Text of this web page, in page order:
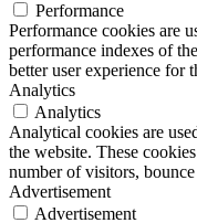
Performance
Performance cookies are
performance indexes of
better user experience for
Analytics
Analytics
Analytical cookies are
the website. These
number of visitors,
Advertisement
Advertisement